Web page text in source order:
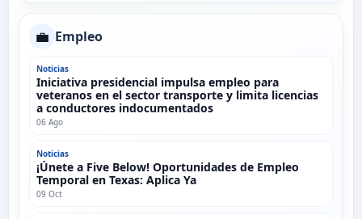
💼 Empleo
Noticias
Iniciativa presidencial impulsa empleo para
veteranos en el sector transporte y limita licencias
a conductores indocumentados
06 Ago
Noticias
¡Únete a Five Below! Oportunidades de Empleo
Temporal en Texas: Aplica Ya
09 Oct